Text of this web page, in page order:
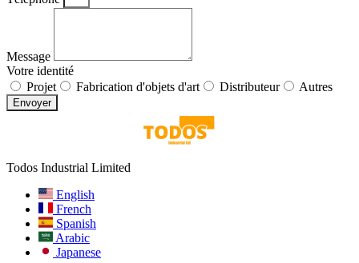
Message
Votre identité
Projet
Fabrication d'objets d'art Distributeur Autres
Envoyer
Todos Industrial Limited
English
French
Spanish
Arabic
Japanese